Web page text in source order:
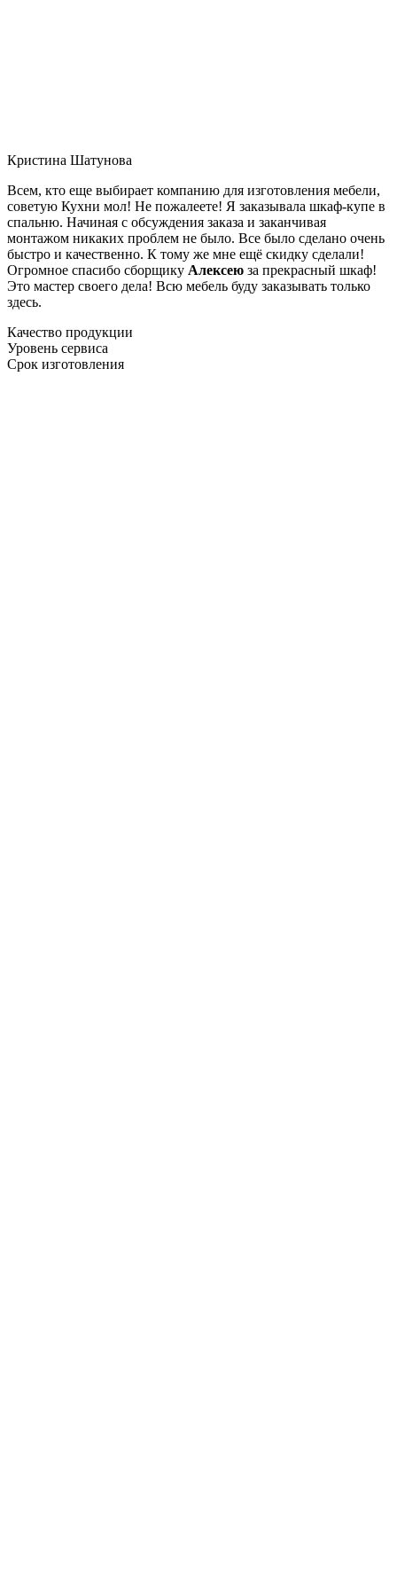
Кристина Шатунова
Всем, кто еще выбирает компанию для изготовления мебели,
советую Кухни мол! Не пожалеете! Я заказывала шкаф-купе в
спальню. Начиная с обсуждения заказа и заканчивая
монтажом никаких проблем не было. Все было сделано очень
быстро и качественно. К тому же мне ещё скидку сделали!
Огромное спасибо сборщику Алексею за прекрасный шкаф!
Это мастер своего дела! Всю мебель буду заказывать только
здесь.
Качество продукции
Уровень сервиса
Срок изготовления